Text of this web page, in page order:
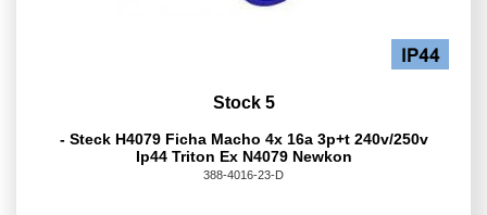
Stock 5
- Steck H4079 Ficha Macho 4x 16a 3p+t 240v/250v
Ip44 Triton Ex N4079 Newkon
388-4016-23-D